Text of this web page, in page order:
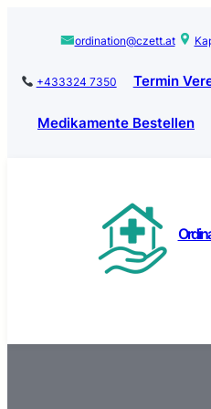
ordination@czett.at
+433324 7350 Termin
Medikamente Bestellen